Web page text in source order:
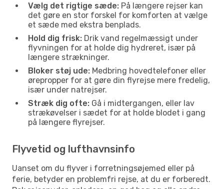
Vælg det rigtige sæde: På længere rejser kan
det gøre en stor forskel for komforten at vælge
et sæde med ekstra benplads.
Hold dig frisk: Drik vand regelmæssigt under
flyvningen for at holde dig hydreret, især på
længere strækninger.
Bloker støj ude: Medbring hovedtelefoner eller
ørepropper for at gøre din flyrejse mere fredelig,
især under natrejser.
Stræk dig ofte: Gå i midtergangen, eller lav
strækøvelser i sædet for at holde blodet i gang
på længere flyrejser.
Flyvetid og lufthavnsinfo
Uanset om du flyver i forretningsøjemed eller på
ferie, betyder en problemfri rejse, at du er forberedt.